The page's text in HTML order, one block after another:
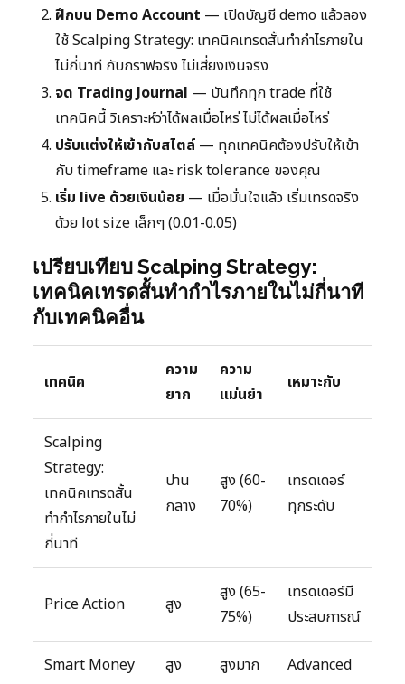
ฝึกบน Demo Account — เปิดบัญชี demo แล้วลอง
ใช้ Scalping Strategy: เทคนิคเทรดสั้นทำกำไรภายใน
ไม่กี่นาที กับกราฟจริง ไม่เสี่ยงเงินจริง
จด Trading Journal — บันทึกทุก trade ที่ใช้
เทคนิคนี้ วิเคราะห์ว่าได้ผลเมื่อไหร่ ไม่ได้ผลเมื่อไหร่
ปรับแต่งให้เข้ากับสไตล์ — ทุกเทคนิคต้องปรับให้เข้า
กับ timeframe และ risk tolerance ของคุณ
เริ่ม live ด้วยเงินน้อย — เมื่อมั่นใจแล้ว เริ่มเทรดจริง
ด้วย lot size เล็กๆ (0.01-0.05)
เปรียบเทียบ Scalping Strategy:
เทคนิคเทรดสั้นทำกำไรภายในไม่กี่นาที
กับเทคนิคอื่น
เทคนิค
ความ
ยาก
ความ
แม่นยำ
เหมาะกับ
Scalping
Strategy:
เทคนิคเทรดสั้น
ทำกำไรภายในไม่
กี่นาที
ปาน
กลาง
สูง (60-
70%)
เทรดเดอร์
ทุกระดับ
Price Action สูง
สูง (65-
75%)
เทรดเดอร์มี
ประสบการณ์
Smart Money
สูง
สูงมาก
Advanced